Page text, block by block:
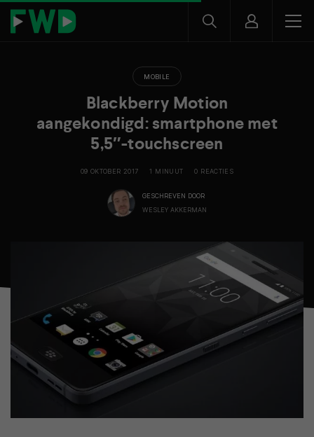
MOBILE
Blackberry Motion
aangekondigd: smartphone met
5,5″-touchscreen
09 OKTOBER 2017 1 MINUUT 0 REACTIES
GESCHREVEN DOOR
WESLEY AKKERMAN